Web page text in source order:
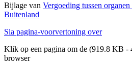
Bijlage van Vergoeding tussen
Buitenland
Sla pagina-voorvertoning over
Klik op een pagina om de (919.8 KB -
browser